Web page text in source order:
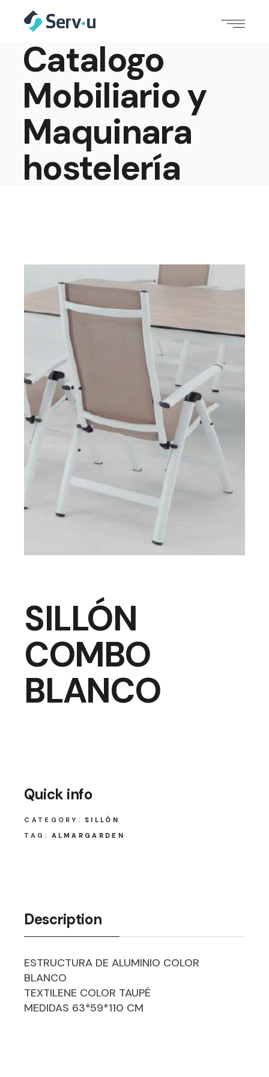
Catalogo
Mobiliario y
Maquinara
hostelería
SILLÓN
COMBO
BLANCO
Quick info
CATEGORY:
SILLÓN
TAG:
ALMARGARDEN
Description
ESTRUCTURA DE ALUMINIO COLOR
BLANCO
TEXTILENE COLOR TAUPÉ
MEDIDAS 63*59*110 CM